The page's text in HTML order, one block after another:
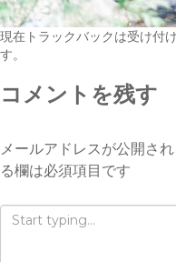
現在トラックバックは受け付
す。
コメントを残す
メールアドレスが公開さ
る欄は必須項目です